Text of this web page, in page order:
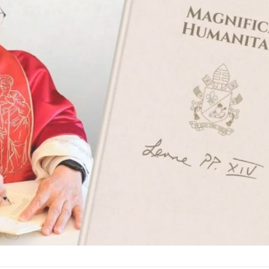
Ver Biografï¿½a y